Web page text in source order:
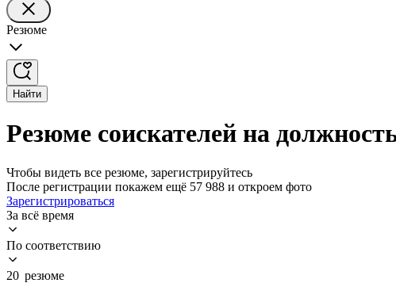
Резюме
Найти
Резюме соискателей на
Чтобы видеть все резюме, зарегистрируйтесь
После регистрации покажем ещё 57 988 и откроем фото
Зарегистрироваться
За всё время
По соответствию
20 резюме